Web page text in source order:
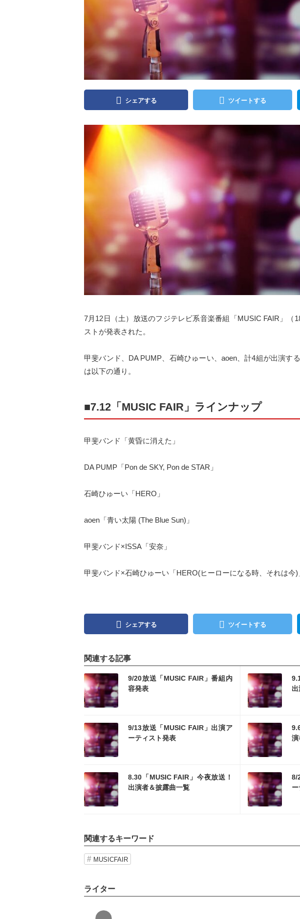
シェアする ツイートする
7月12日（土）放送のフジテレビ系音楽番組「MUSIC FAIR」（
ストが発表された。
甲斐バンド、DA PUMP、石崎ひゅーい、aoen、計4組が出演す
は以下の通り。
■7.12「MUSIC FAIR」ラインナップ
甲斐バンド「黄昏に消えた」
DA PUMP「Pon de SKY, Pon de STAR」
石崎ひゅーい「HERO」
aoen「青い太陽 (The Blue Sun)」
甲斐バンド×ISSA「安奈」
甲斐バンド×石崎ひゅーい「HERO(ヒーローになる時、それは今)
シェアする ツイートする
関連する記事
9/20放送「MUSIC FAIR」番組内
容発表
記事を読む
9/13放送「MUSIC FAIR」出演ア
ーティスト発表
演
記事を読む
8.30「MUSIC FAIR」今夜放送！
出演者＆披露曲一覧
8/
記事を読む
関連するキーワード
MUSICFAIR
ライター